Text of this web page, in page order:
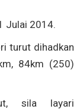
Julai 2014.
turut dihadkan
84km (250)
sila layari